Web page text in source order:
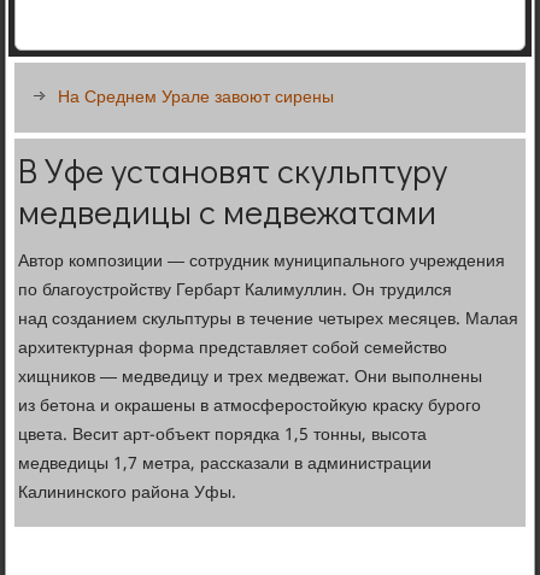
На Среднем Урале завоют сирены
В Уфе установят скульптуру
медведицы с медвежатами
Автор композиции — сотрудник муниципального учреждения
по благоустройству Гербарт Калимуллин. Он трудился
над созданием скульптуры в течение четырех месяцев. Малая
архитектурная форма представляет собой семейство
хищников — медведицу и трех медвежат. Они выполнены
из бетона и окрашены в атмосферостойкую краску бурого
цвета. Весит арт-объект порядка 1,5 тонны, высота
медведицы 1,7 метра, рассказали в администрации
Калининского района Уфы.